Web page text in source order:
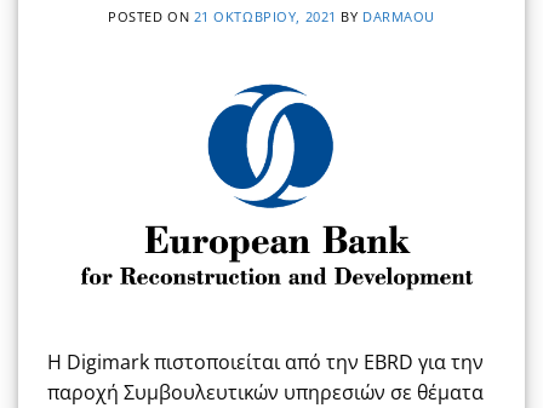
POSTED ON 21 ΟΚΤΩΒΡΊΟΥ, 2021 BY DARMAOU
Η Digimark πιστοποιείται από την EBRD για την
παροχή Συμβουλευτικών υπηρεσιών σε θέματα